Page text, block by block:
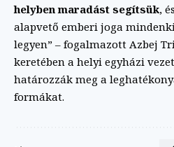
helyben maradást segítsük,
alapvető emberi joga
legyen” – fogalmazott Azbej
keretében a helyi egyházi
határozzák meg a
formákat.